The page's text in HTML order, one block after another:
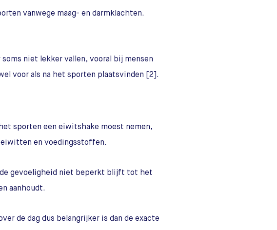
vanwege maag- en darmklachten.
niet lekker vallen, vooral bij mensen
voor als na het sporten plaatsvinden [2].
sporten een eiwitshake moest nemen,
eiwitten en voedingsstoffen.
gevoeligheid niet beperkt blijft tot het
aanhoudt.
de dag dus belangrijker is dan de exacte